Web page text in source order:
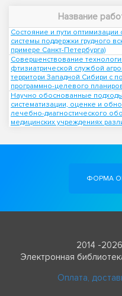
Название
Состояние и пути
системы поддержки грудного
примере Санкт-Петербурга)
Совершенствование
фтизиатрической службой
территори Западной Сибири с
программно-целевого
Научно обоснованные
систематизации, оценке и
лечебно-диагностического
медицинских учреждениях
ФОРМА
2014 -
Электронная
Оплата,